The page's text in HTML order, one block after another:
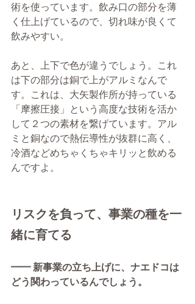
術を使っています。飲み口の部分を薄
く仕上げているので、切れ味が良くて
飲みやすい。
あと、上下で色が違うでしょう。これ
は下の部分は銅で上がアルミなんで
す。これは、大矢製作所が持っている
「摩擦圧接」という高度な技術を活か
して２つの素材を繋げています。アル
ミと銅なので熱伝導性が抜群に高く、
冷酒などめちゃくちゃキリッと飲める
んですよ。
リスクを負って、事業の種を一
緒に育てる
━━ 新事業の立ち上げに、ナエドコは
どう関わっているんでしょう。